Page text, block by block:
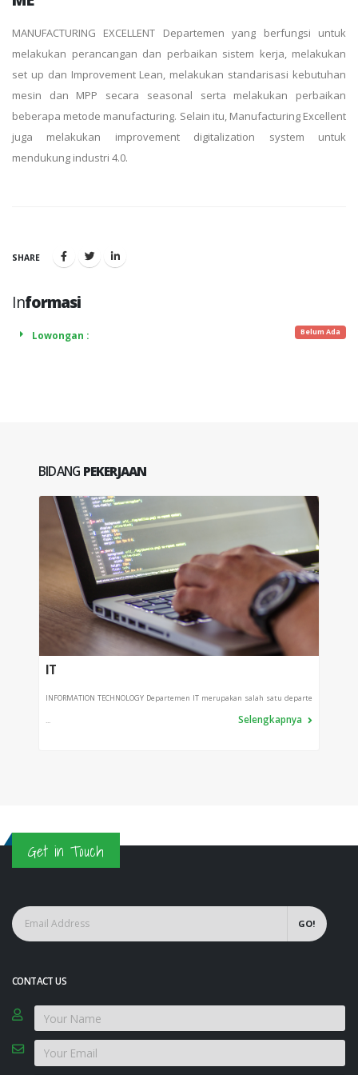
MANUFACTURING EXCELLENT Departemen yang berfungsi untuk
melakukan perancangan dan perbaikan sistem kerja, melakukan
set up dan Improvement Lean, melakukan standarisasi kebutuhan
mesin dan MPP secara seasonal serta melakukan perbaikan
beberapa metode manufacturing. Selain itu, Manufacturing Excellent
juga melakukan improvement digitalization system untuk
mendukung industri 4.0.
SHARE
Informasi
Lowongan : Belum Ada
BIDANG PEKERJAAN
IT
INFORMATION TECHNOLOGY Departemen IT merupakan salah satu departe
... Selengkapnya
Get in Touch
GO!
CONTACT US